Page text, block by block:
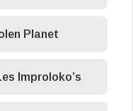
Planet
Improloko’s